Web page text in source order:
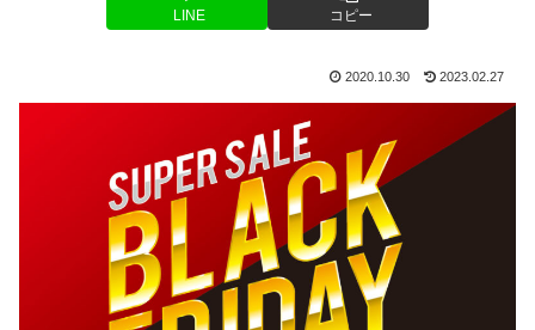
LINE コピー
2020.10.30 2023.02.27